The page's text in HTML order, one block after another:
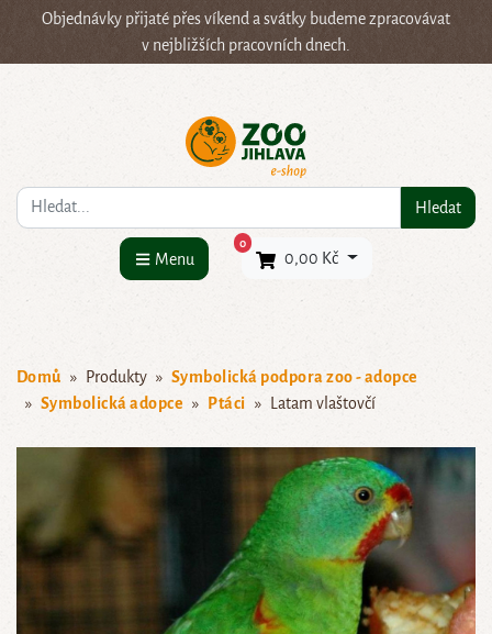
Objednávky přijaté přes víkend a svátky budeme zpracovávat
v nejbližších pracovních dnech.
Co hledáte? Hledat
Menu
0×
0,00 Kč
Domů Produkty
Symbolická podpora zoo - adopce
Symbolická adopce
Ptáci Latam vlaštovčí